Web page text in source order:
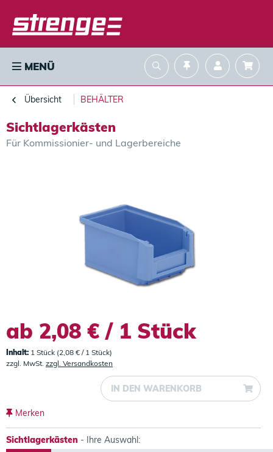
MENÜ
Übersicht BEHÄLTER
Sichtlagerkästen
Für Kommissionier- und Lagerbereiche
ab 2,08 € / 1 Stück
Inhalt: 1 Stück (2,08 € / 1 Stück)
zzgl. MwSt. zzgl. Versandkosten
IN DEN WARENKORB
Merken
Sichtlagerkästen - Ihre Auswahl: